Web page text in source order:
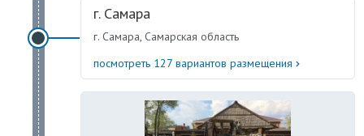
г. Самара
г. Самара, Самарская область
посмотреть 127 вариантов размещения